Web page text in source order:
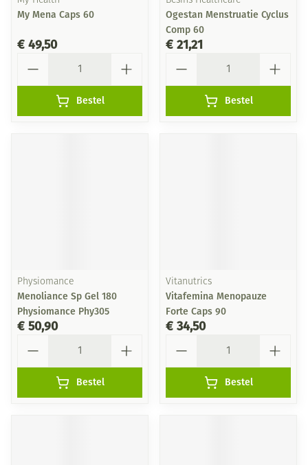
My Mena Caps 60
€ 49,50
Bestel
Ogestan Menstruatie Cyclus
Comp 60
€ 21,21
Bestel
Physiomance
Menoliance Sp Gel 180
Physiomance Phy305
€ 50,90
Bestel
Vitanutrics
Vitafemina Menopauze
Forte Caps 90
€ 34,50
Bestel